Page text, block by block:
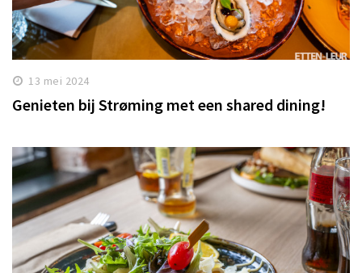
13 mei 2024
Genieten bij Strøming met een shared dining!